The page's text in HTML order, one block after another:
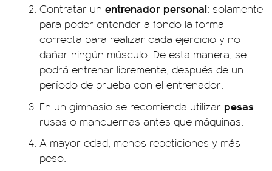
Contratar un entrenador personal: solamente
para poder entender a fondo la forma
correcta para realizar cada ejercicio y no
dañar ningún músculo. De esta manera, se
podrá entrenar libremente, después de un
período de prueba con el entrenador.
En un gimnasio se recomienda utilizar pesas
rusas o mancuernas antes que máquinas.
A mayor edad, menos repeticiones y más
peso.